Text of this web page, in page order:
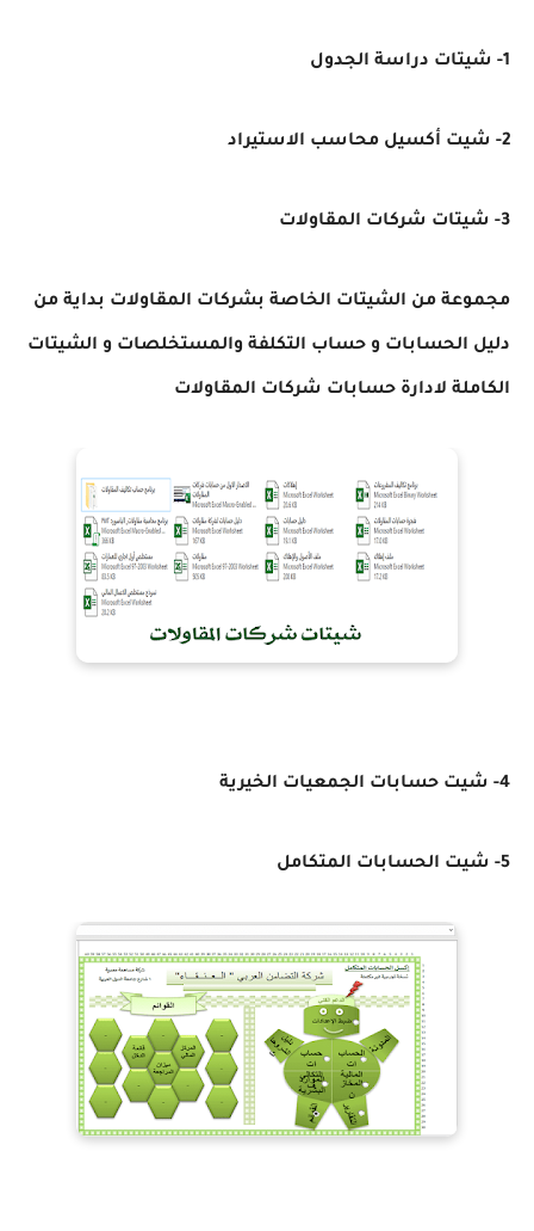
1- شيتات دراسة الجدول
2- شيت أكسيل محاسب الاستيراد
3- شيتات شركات المقاولات
مجموعة من الشيتات الخاصة بشركات المقاولات بداية من
دليل الحسابات و حساب التكلفة والمستخلصات و الشيتات
الكاملة لادارة حسابات شركات المقاولات
4- شيت حسابات الجمعيات الخيرية
5- شيت الحسابات المتكامل